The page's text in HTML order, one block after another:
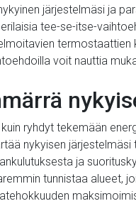
järjestelmäsi ja
​​tee-se-itse-
voit nauttia
kuin ryhdyt tekemään
nykyisen järjestelmäsi
ja
tunnistaa alueet,